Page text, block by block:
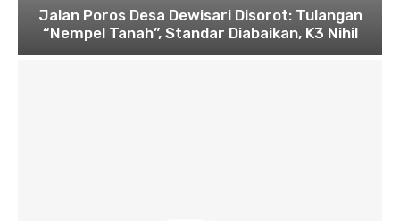
Jalan Poros Desa Dewisari Disorot: Tulangan
“Nempel Tanah”, Standar Diabaikan, K3 Nihil